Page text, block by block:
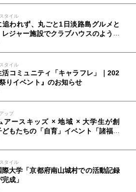
タイル
追われず、丸ごと1日淡路島グルメと
レジャー施設でクラブハウスのような
と、変わった形のサウナも「THE BO
」のお得な素泊まり連泊プランで
タイル
活コミュニティ「キャラフレ」｜202
りイベント』のお知らせ
ップ
アースキッズ × 地域 × 大学生が創
どもたちの「自育」イベント「諸福ジ
」 を8月23日(日)開催
タイル
際大学「京都府南山城村での活動記録
成」